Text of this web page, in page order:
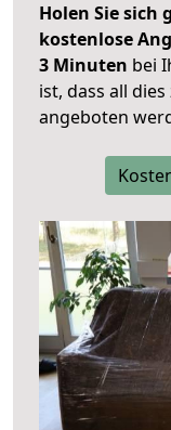
Holen Sie sich
kostenlose
3 Minuten bei
ist, dass all
angeboten